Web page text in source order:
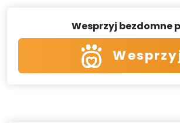
Wesprzyj bezdomne